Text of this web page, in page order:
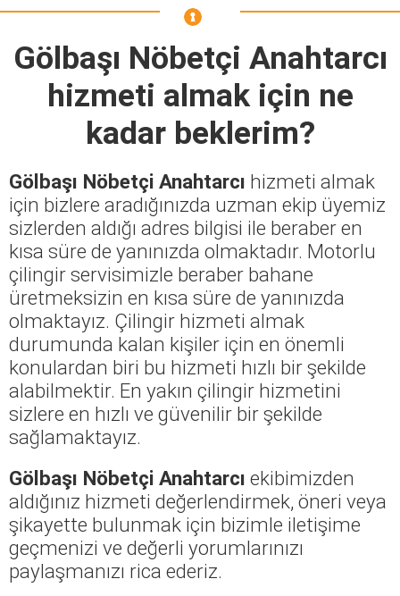
Gölbaşı Nöbetçi Anahtarcı
hizmeti almak için ne
kadar beklerim?
Gölbaşı Nöbetçi Anahtarcı hizmeti almak
için bizlere aradığınızda uzman ekip üyemiz
sizlerden aldığı adres bilgisi ile beraber en
kısa süre de yanınızda olmaktadır. Motorlu
çilingir servisimizle beraber bahane
üretmeksizin en kısa süre de yanınızda
olmaktayız. Çilingir hizmeti almak
durumunda kalan kişiler için en önemli
konulardan biri bu hizmeti hızlı bir şekilde
alabilmektir. En yakın çilingir hizmetini
sizlere en hızlı ve güvenilir bir şekilde
sağlamaktayız.
Gölbaşı Nöbetçi Anahtarcı ekibimizden
aldığınız hizmeti değerlendirmek, öneri veya
şikayette bulunmak için bizimle iletişime
geçmenizi ve değerli yorumlarınızı
paylaşmanızı rica ederiz.